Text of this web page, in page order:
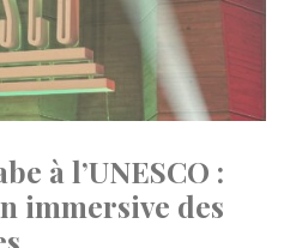
à l’UNESCO :
immersive des